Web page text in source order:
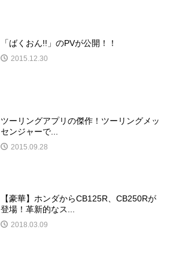
「ばくおん!!」のPVが公開！！
2015.12.30
ツーリングアプリの傑作！ツーリングメッ
センジャーで...
2015.09.28
【豪華】ホンダからCB125R、CB250Rが
登場！革新的なス...
2018.03.09